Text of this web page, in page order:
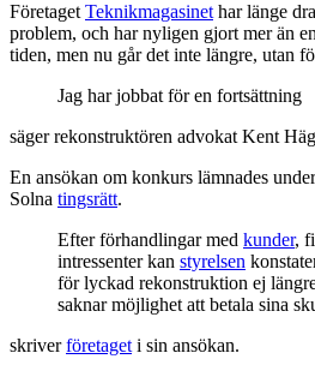
Företaget Teknikmagasinet har länge
problem, och har nyligen gjort mer än en
tiden, men nu går det inte längre, utan
Jag har jobbat för en fortsättning
säger rekonstruktören advokat Kent
En ansökan om konkurs lämnades
Solna tingsrätt.
Efter förhandlingar med kunder,
intressenter kan styrelsen
för lyckad rekonstruktion ej
saknar möjlighet att betala sina
skriverföretaget i sin ansökan.